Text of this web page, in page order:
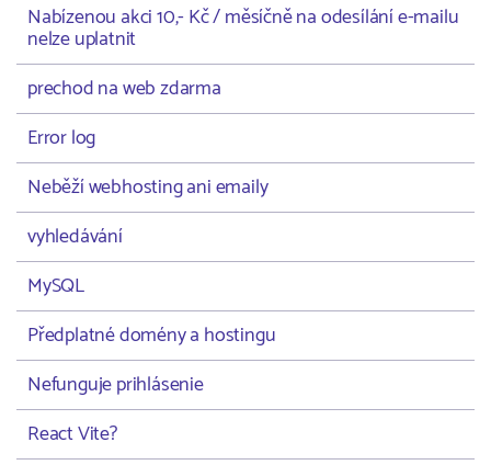
Nabízenou akci 10,- Kč / měsíčně na odesílání e-mailu
nelze uplatnit
prechod na web zdarma
Error log
Neběží webhosting ani emaily
vyhledávání
MySQL
Předplatné domény a hostingu
Nefunguje prihlásenie
React Vite?